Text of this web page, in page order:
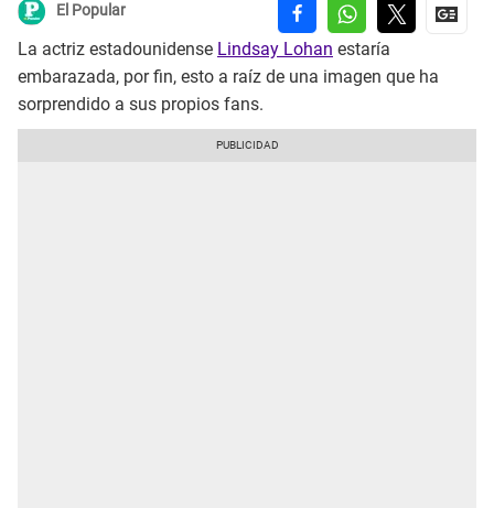
El Popular
La actriz estadounidense Lindsay Lohan estaría
embarazada, por fin, esto a raíz de una imagen que ha
sorprendido a sus propios fans.